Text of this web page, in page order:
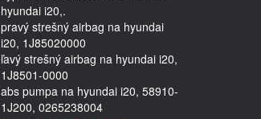
hyundai i20,.
pravý strešný airbag na hyundai
i20, 1J85020000
ľavý strešný airbag na hyundai i20,
1J8501-0000
abs pumpa na hyundai i20, 58910-
1J200, 0265238004